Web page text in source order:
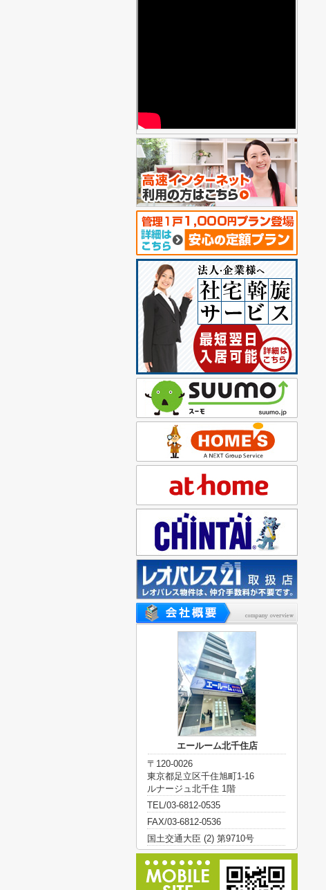
エールーム北千住店
〒120-0026
東京都足立区千住旭町1-16
ルナージュ北千住 1階
TEL/03-6812-0535
FAX/03-6812-0536
国土交通大臣 (2) 第9710号